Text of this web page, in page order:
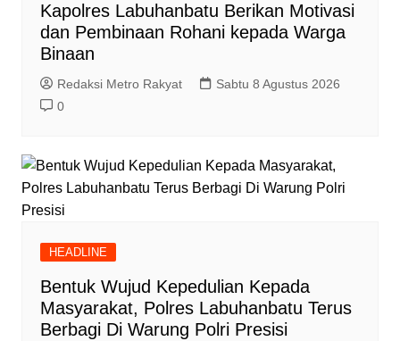
Kapolres Labuhanbatu Berikan Motivasi
dan Pembinaan Rohani kepada Warga
Binaan
Redaksi Metro Rakyat
Sabtu 8 Agustus 2026
0
HEADLINE
Bentuk Wujud Kepedulian Kepada
Masyarakat, Polres Labuhanbatu Terus
Berbagi Di Warung Polri Presisi